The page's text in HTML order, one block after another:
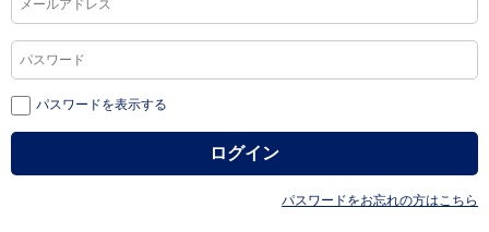
パスワードを表示する
パスワードをお忘れの方はこちら